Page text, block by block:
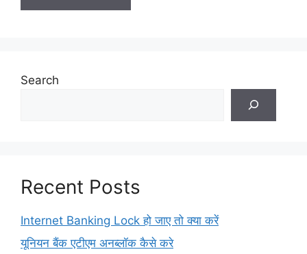
Search
Recent Posts
Internet Banking Lock हो जाए तो क्या करें
यूनियन बैंक एटीएम अनब्लॉक कैसे करे